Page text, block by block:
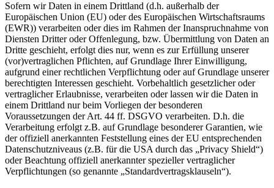
Sofern wir Daten in einem Drittland (d.h. außerhalb der
Europäischen Union (EU) oder des Europäischen Wirtschaftsraums
(EWR)) verarbeiten oder dies im Rahmen der Inanspruchnahme von
Diensten Dritter oder Offenlegung, bzw. Übermittlung von Daten an
Dritte geschieht, erfolgt dies nur, wenn es zur Erfüllung unserer
(vor)vertraglichen Pflichten, auf Grundlage Ihrer Einwilligung,
aufgrund einer rechtlichen Verpflichtung oder auf Grundlage unserer
berechtigten Interessen geschieht. Vorbehaltlich gesetzlicher oder
vertraglicher Erlaubnisse, verarbeiten oder lassen wir die Daten in
einem Drittland nur beim Vorliegen der besonderen
Voraussetzungen der Art. 44 ff. DSGVO verarbeiten. D.h. die
Verarbeitung erfolgt z.B. auf Grundlage besonderer Garantien, wie
der offiziell anerkannten Feststellung eines der EU entsprechenden
Datenschutzniveaus (z.B. für die USA durch das „Privacy Shield“)
oder Beachtung offiziell anerkannter spezieller vertraglicher
Verpflichtungen (so genannte „Standardvertragsklauseln“).